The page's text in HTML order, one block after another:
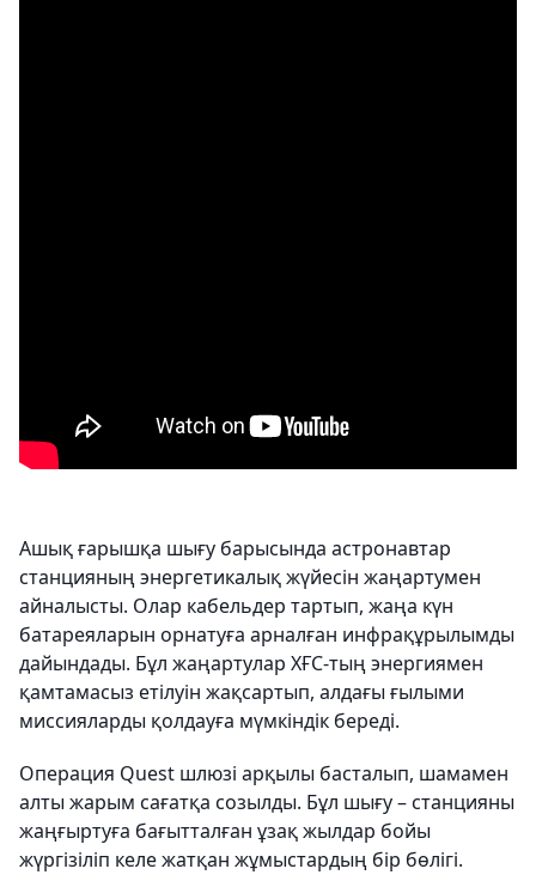
Ашық ғарышқа шығу барысында астронавтар
станцияның энергетикалық жүйесін жаңартумен
айналысты. Олар кабельдер тартып, жаңа күн
батареяларын орнатуға арналған инфрақұрылымды
дайындады. Бұл жаңартулар ХҒС-тың энергиямен
қамтамасыз етілуін жақсартып, алдағы ғылыми
миссияларды қолдауға мүмкіндік береді.
Операция Quest шлюзі арқылы басталып, шамамен
алты жарым сағатқа созылды. Бұл шығу – станцияны
жаңғыртуға бағытталған ұзақ жылдар бойы
жүргізіліп келе жатқан жұмыстардың бір бөлігі.